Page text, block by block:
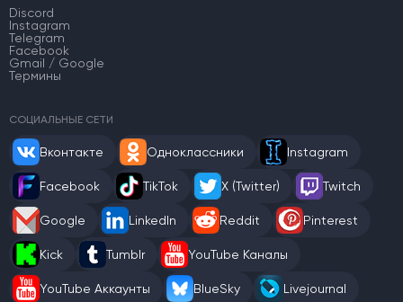
Discord
Instagram
Telegram
Facebook
Gmail / Google
Термины
СОЦИАЛЬНЫЕ СЕТИ
Вконтакте Одноклассники Instagram
Facebook TikTok X (Twitter) Twitch
Google LinkedIn Reddit Pinterest
Kick Tumblr YouTube Каналы
YouTube Аккаунты BlueSky Livejournal